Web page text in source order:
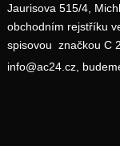
Jaurisova 515/4,
obchodním rejstříku
spisovou značkou C
info@ac24.cz,